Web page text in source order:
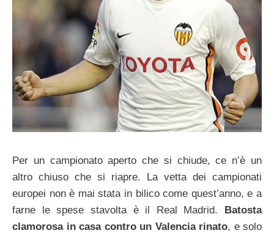
Per un campionato aperto che si chiude, ce n’è un
altro chiuso che si riapre. La vetta dei campionati
europei non è mai stata in bilico come quest’anno, e a
farne le spese stavolta è il Real Madrid.
Batosta
clamorosa in casa contro un Valencia rinato, e solo